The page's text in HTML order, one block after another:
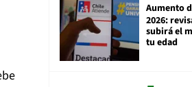
Aumento
2026:
subirá el
tu edad